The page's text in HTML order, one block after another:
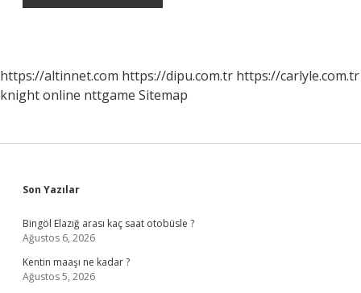
https://altinnet.com https://dipu.com.tr https://carlyle.com.tr
knight online nttgame Sitemap
Sidebar
Son Yazılar
Bingöl Elazığ arası kaç saat otobüsle ?
Ağustos 6, 2026
Kentin maaşı ne kadar ?
Ağustos 5, 2026